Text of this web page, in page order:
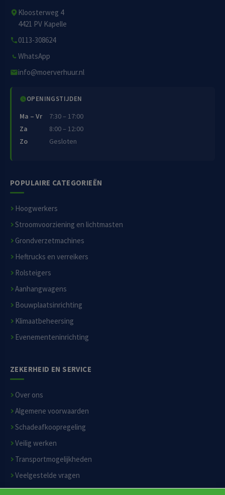
Kloosterweg 4
4421 PV Kapelle
0113-308624
WhatsApp
info@moerverhuur.nl
OPENINGSTIJDEN
Ma – Vr
7:30 – 17:00
Za
8:00 – 12:00
Zo
Gesloten
POPULAIRE CATEGORIEËN
Hoogwerkers
Stroomvoorziening en lichtmasten
Grondverzetmachines
Heftrucks en verreikers
Rolsteigers
Aanhangwagens
Bouwplaatsinrichting
Klimaatbeheersing
Evenementeninrichting
ZEKERHEID EN SERVICE
Over ons
Algemene voorwaarden
Schadeafkoopregeling
Veilig werken
Transportmogelijkheden
Veelgestelde vragen
Privacyverklaring